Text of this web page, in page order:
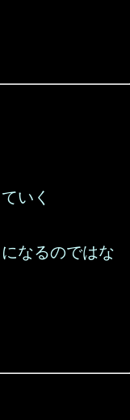
いく
なるのではな